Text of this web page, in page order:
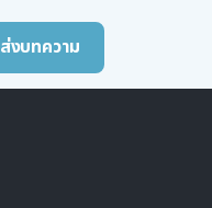
ส่งบทความ